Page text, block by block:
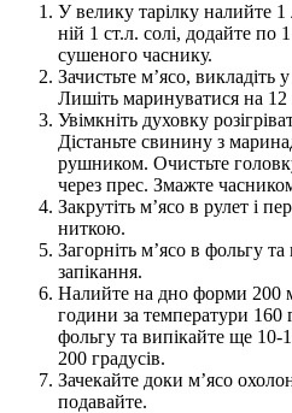
У велику тарілку налийте 1
ній 1 ст.л. солі, додайте по
сушеного часнику.
Зачистьте мʼясо, викладіть
Лишіть маринуватися на 12
Увімкніть духовку
Дістаньте свинину з
рушником. Очистьте
через прес. Змажте
Закрутіть мʼясо в рулет і
ниткою.
Загорніть мʼясо в фольгу
запікання.
Налийте на дно форми 200
години за температури 160
фольгу та випікайте ще 10-
200 градусів.
Зачекайте доки мʼясо
подавайте.